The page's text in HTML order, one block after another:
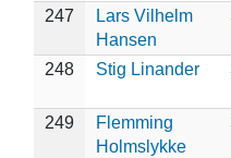
247
Lars Vilhelm
Hansen
248
Stig Linander
249
Flemming
Holmslykke